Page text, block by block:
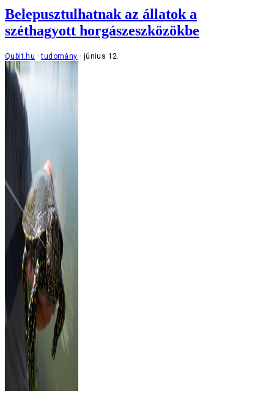
Belepusztulhatnak az állatok a
széthagyott horgászeszközökbe
Qubit.hu tudomány június 12.